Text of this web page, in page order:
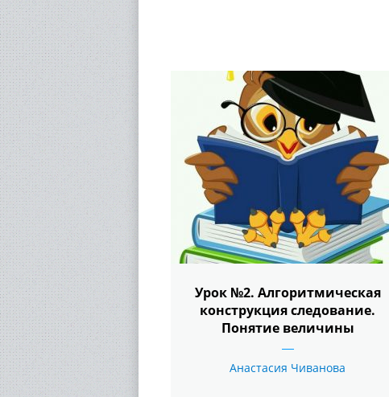
Урок №2. Алгоритмическая
конструкция следование.
Понятие величины
Анастасия Чиванова